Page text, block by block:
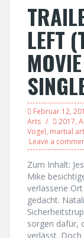
LEFT
Februar 12,
Arts
2017,
Vogel, martial
Leave a
Zum Inhalt:
Mike
verlassene
gedacht.
sorgen dafür,
verlässt.